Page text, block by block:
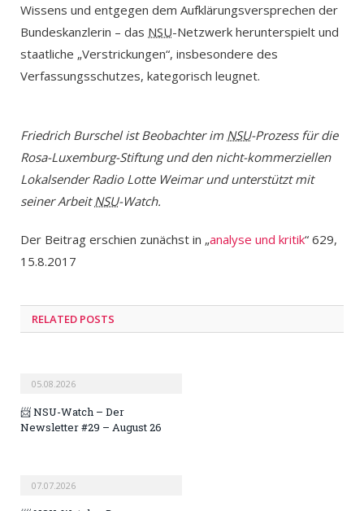
Wissens und entgegen dem Aufklärungsversprechen der
Bundeskanzlerin – das NSU-Netzwerk herunterspielt und
staatliche „Verstrickungen“, insbesondere des
Verfassungsschutzes, kategorisch leugnet.
Friedrich Burschel ist Beobachter im NSU-Prozess für die
Rosa-Luxemburg-Stiftung und den nicht-kommerziellen
Lokalsender Radio Lotte Weimar und unterstützt mit
seiner ArbeitNSU-Watch.
Der Beitrag erschien zunächst in „analyse und kritik“ 629,
15.8.2017
RELATED POSTS
05.08.2026
📨 NSU-Watch – Der
Newsletter #29 – August 26
07.07.2026